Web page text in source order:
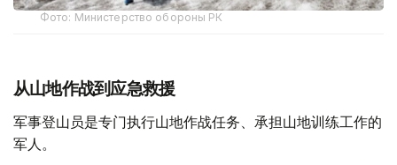
Фото: Министерство обороны РК
从山地作战到应急救援
军事登山员是专门执行山地作战任务、承担山地训练工作的
军人。